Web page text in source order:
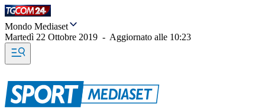
Mondo Mediaset
Martedì 22 Ottobre 2019 - Aggiornato alle 10:23